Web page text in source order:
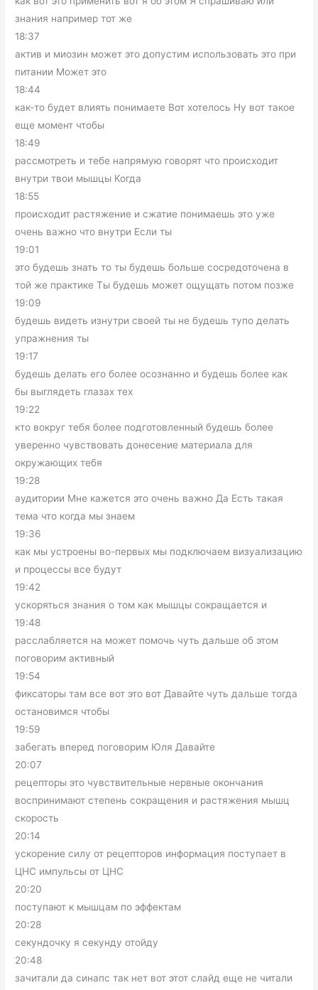
знания например тот же
18:37
актив и миозин может это допустим использовать это при
питании Может это
18:44
как-то будет влиять понимаете Вот хотелось Ну вот такое
еще момент чтобы
18:49
рассмотреть и тебе напрямую говорят что происходит
внутри твои мышцы Когда
18:55
происходит растяжение и сжатие понимаешь это уже
очень важно что внутри Если ты
19:01
это будешь знать то ты будешь больше сосредоточена в
той же практике Ты будешь может ощущать потом позже
19:09
будешь видеть изнутри своей ты не будешь тупо делать
упражнения ты
19:17
будешь делать его более осознанно и будешь более как
бы выглядеть глазах тех
19:22
кто вокруг тебя более подготовленный будешь более
уверенно чувствовать донесение материала для
окружающих тебя
19:28
аудитории Мне кажется это очень важно Да Есть такая
тема что когда мы знаем
19:36
как мы устроены во-первых мы подключаем визуализацию
и процессы все будут
19:42
ускоряться знания о том как мышцы сокращается и
19:48
расслабляется на может помочь чуть дальше об этом
поговорим активный
19:54
фиксаторы там все вот это вот Давайте чуть дальше тогда
остановимся чтобы
19:59
забегать вперед поговорим Юля Давайте
20:07
рецепторы это чувствительные нервные окончания
воспринимают степень сокращения и растяжения мышц
скорость
20:14
ускорение силу от рецепторов информация поступает в
ЦНС импульсы от ЦНС
20:20
поступают к мышцам по эффектам
20:28
секундочку я секунду отойду
20:48
зачитали да синапс так нет вот этот слайд еще не читали